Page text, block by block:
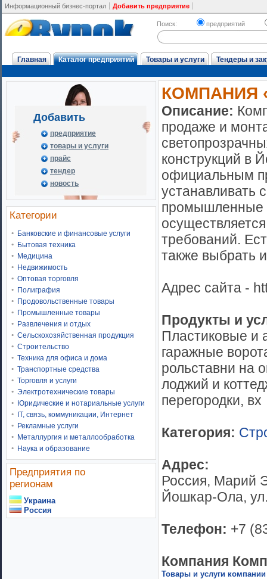
Информационный бизнес-портал Добавить предприятие
Поиск: предприятий
Главная Каталог предприятий Товары и услуги Тендеры и
Добавить
предприятие
товары и услуги
прайс
тендер
новость
Категории
Банковские и финансовые услуги
Бытовая техника
Медицина
Недвижимость
Оптовая торговля
Полиграфия
Продовольственные товары
Промышленные товары
Развлечения и отдых
Сельскохозяйственная продукция
Строительство
Техника для офиса и дома
Транспортные средства
Торговля и услуги
Электротехнические товары
Юридические и нотариальные услуги
IT, связь, коммуникации, Интернет
Рекламные услуги
Металлургия и металлообработка
Наука и образование
Предприятия по
регионам
Украина
Россия
КОМПАНИЯ
Описание:
продаже и
конструкций в
официальным
промышленные
требований.
также выбрать
Адрес сайта -
Продукты и
Пластиковые и
гаражные
рольставни на
лоджий и
перегородки, вх
Категория:
Адрес:
Россия, Марий
Йошкар-Ола,
Телефон: +7
Компания
Товары и услуги компании